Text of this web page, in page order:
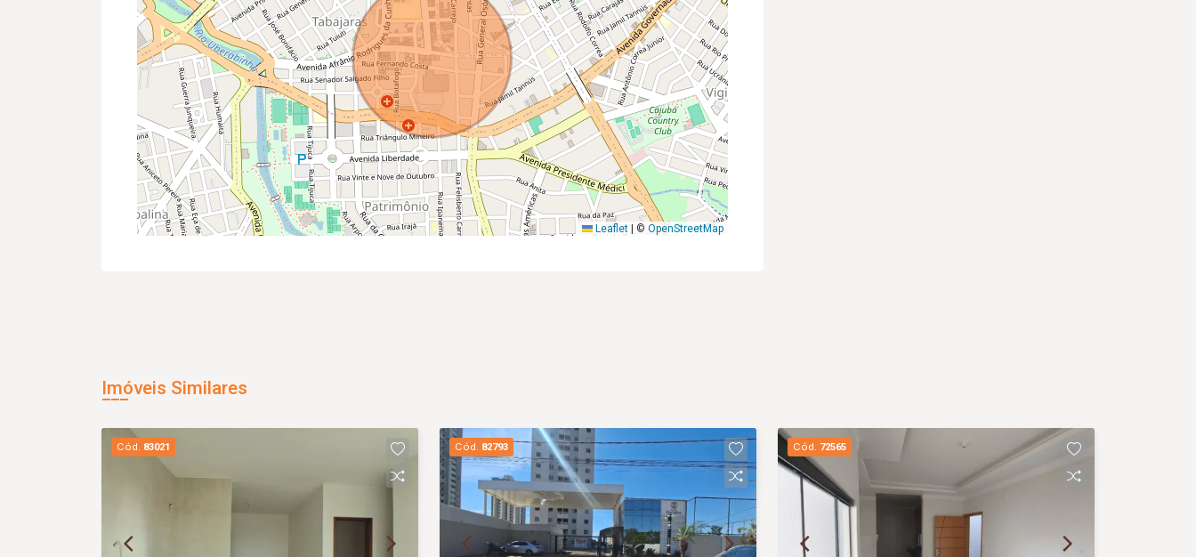
Leaflet © OpenStreetMap
Imóveis Similares
Cód. 83021 Cód. 82793 Cód. 72565